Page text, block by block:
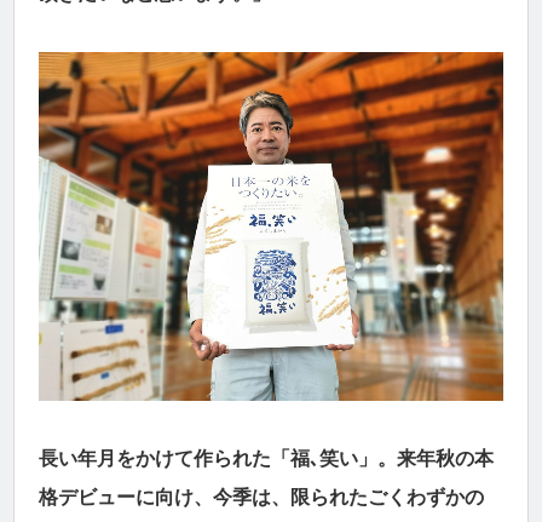
長い年月をかけて作られた「福､笑い」。来年秋の本
格デビューに向け、今季は、限られたごくわずかの